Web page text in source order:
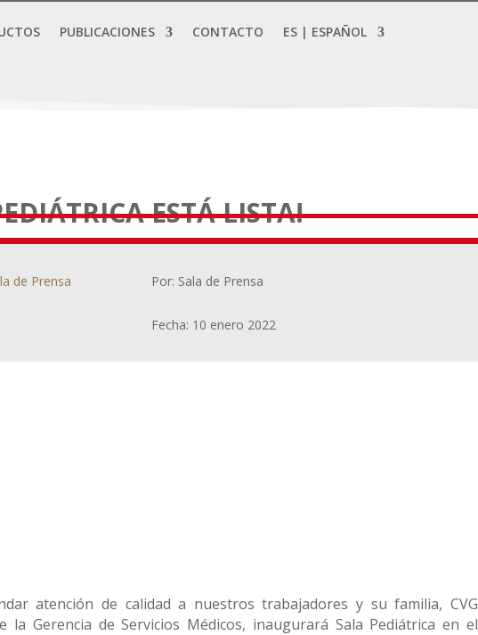
PUBLICACIONES CONTACTO ES | ESPAÑOL
ESTÁ LISTA!
de Prensa Por: Sala de Prensa
Fecha: 10 enero 2022
atención de calidad a nuestros trabajadores y su familia, CVG
la Gerencia de Servicios Médicos, inaugurará Sala Pediátrica en el